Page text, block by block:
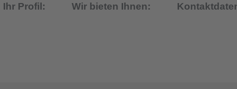
Ihr Profil: Wir bieten Ihnen: